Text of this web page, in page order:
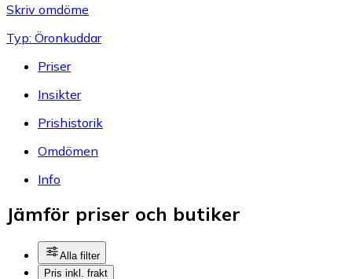
Skriv omdöme
Typ: Öronkuddar
Priser
Insikter
Prishistorik
Omdömen
Info
Jämför priser och butiker
Alla filter
Pris inkl. frakt